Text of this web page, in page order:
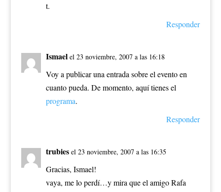
t.
Responder
Ismael el 23 noviembre, 2007 a las 16:18
Voy a publicar una entrada sobre el evento en
cuanto pueda. De momento, aquí tienes el
programa.
Responder
trubies el 23 noviembre, 2007 a las 16:35
Gracias, Ismael!
vaya, me lo perdí…y mira que el amigo Rafa